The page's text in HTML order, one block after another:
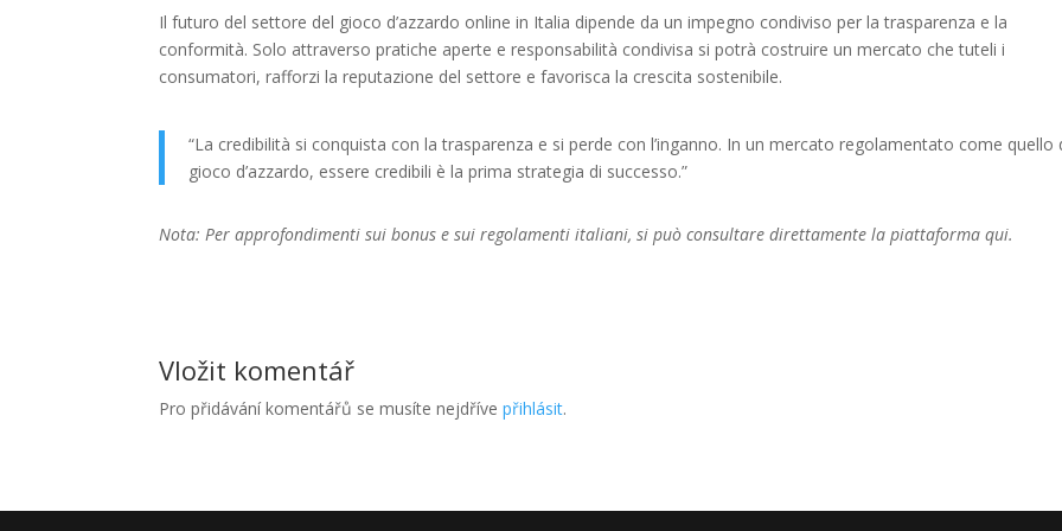
Il futuro del settore del gioco d’azzardo online in Italia dipende da un impegno condiviso per la trasparenza e la
conformità. Solo attraverso pratiche aperte e responsabilità condivisa si potrà costruire un mercato che tuteli i
consumatori, rafforzi la reputazione del settore e favorisca la crescita sostenibile.
“La credibilità si conquista con la trasparenza e si perde con l’inganno. In un mercato regolamentato come quello
gioco d’azzardo, essere credibili è la prima strategia di successo.”
Nota: Per approfondimenti sui bonus e sui regolamenti italiani, si può consultare direttamente la piattaforma qui.
Vložit komentář
Pro přidávání komentářů se musíte nejdřívepřihlásit.